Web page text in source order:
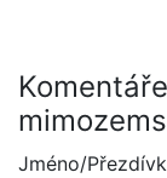
Jméno/